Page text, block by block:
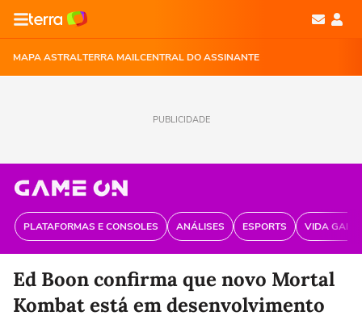
MAPA ASTRALTERRA MAILCENTRAL DO ASSINANTE
PUBLICIDADE
PLATAFORMAS E CONSOLES ANÁLISES ESPORTS VIDA
Ed Boon confirma que novo Mortal
Kombat está em desenvolvimento